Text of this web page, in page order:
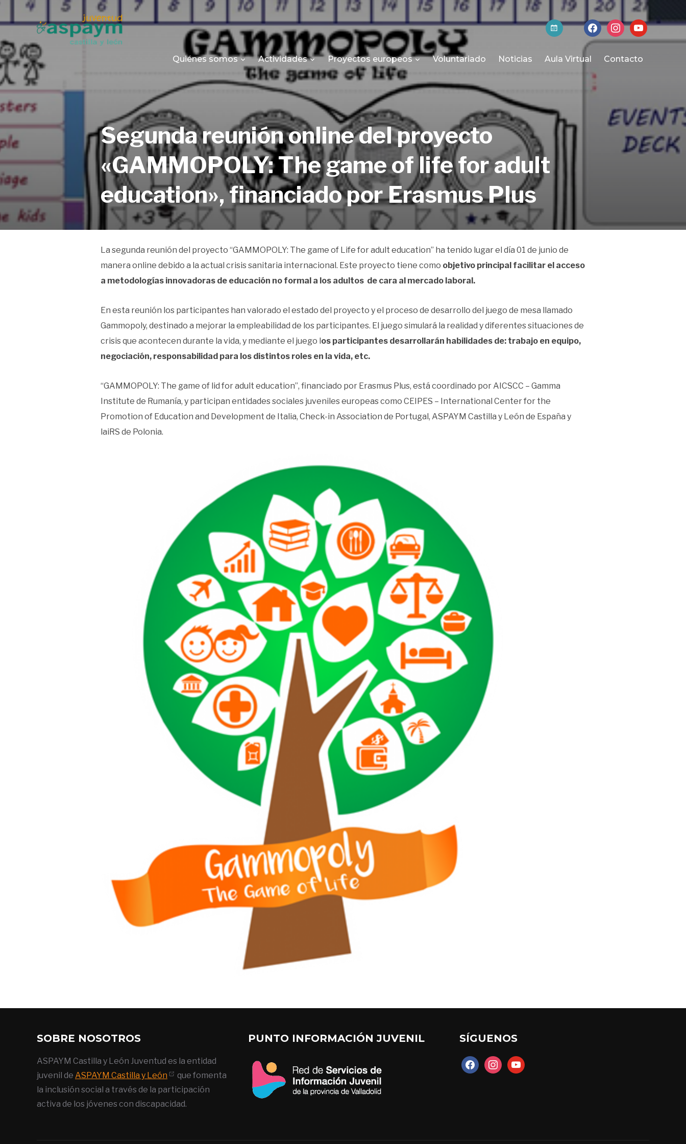
activa- facebookinstagramyoutube
Quiénes somos Actividades Proyectos europeos Voluntariado Noticias Aula Virtual Contacto
Segunda reunión online del proyecto
«GAMMOPOLY: The game of life for adult
education», financiado por Erasmus Plus
La segunda reunión del proyecto “GAMMOPOLY: The game of Life for adult education” ha tenido lugar el día 01 de junio de
manera online debido a la actual crisis sanitaria internacional. Este proyecto tiene como objetivo principal facilitar el acceso
a metodologías innovadoras de educación no formal a los adultos de cara al mercado laboral.
En esta reunión los participantes han valorado el estado del proyecto y el proceso de desarrollo del juego de mesa llamado
Gammopoly, destinado a mejorar la empleabilidad de los participantes. El juego simulará la realidad y diferentes situaciones de
crisis que acontecen durante la vida, y mediante el juego los participantes desarrollarán habilidades de: trabajo en equipo,
negociación, responsabilidad para los distintos roles en la vida, etc.
“GAMMOPOLY: The game of lid for adult education”, financiado por Erasmus Plus, está coordinado por AICSCC – Gamma
Institute de Rumanía, y participan entidades sociales juveniles europeas como CEIPES – International Center for the
Promotion of Education and Development de Italia, Check-in Association de Portugal, ASPAYM Castilla y León de España y
laiRS de Polonia.
SOBRE NOSOTROS
ASPAYM Castilla y León Juventud es la entidad
juvenil de ASPAYM Castilla y León
que fomenta
la inclusión social a través de la participación
activa de los jóvenes con discapacidad.
PUNTO INFORMACIÓN JUVENIL SÍGUENOS
facebookinstagram
youtube